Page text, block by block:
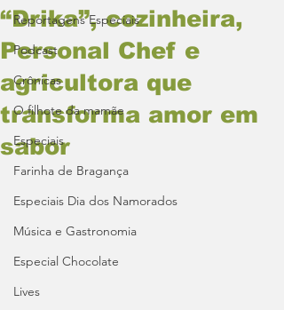
Reportagens Especiais
Podcast
Crônicas
O filhote da mamãe
Especiais
Farinha de Bragança
Especiais Dia dos Namorados
Música e Gastronomia
Especial Chocolate
Lives
“Drika”, cozinheira,
Personal Chef e
agricultora que
transforma amor em
sabor